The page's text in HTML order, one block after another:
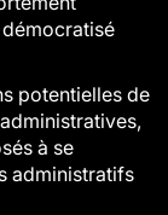
potentielles de
à se
administratifs